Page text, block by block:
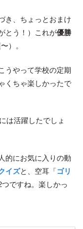
き、ちょっとおまけ
とう！）これが優勝
）。
うやって学校の定期
くちゃ楽しかったで
は活躍したでしょ
的にお気に入りの動
イズと、空耳「ゴリ
ですね。楽しかっ